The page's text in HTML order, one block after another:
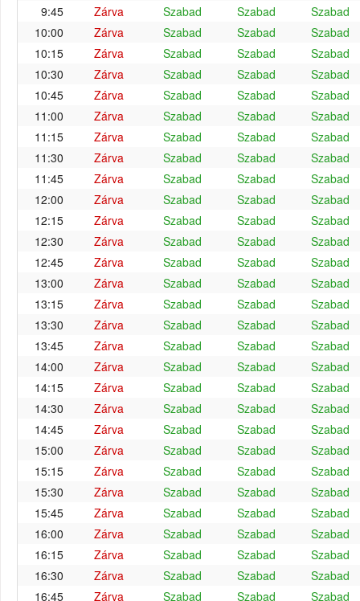
9:45
Zárva Szabad Szabad
Szabad
10:00
Zárva Szabad Szabad
Szabad
10:15
Zárva Szabad Szabad
Szabad
10:30
Zárva Szabad Szabad
Szabad
10:45
Zárva Szabad Szabad
Szabad
11:00
Zárva Szabad Szabad
Szabad
11:15
Zárva Szabad Szabad
Szabad
11:30
Zárva Szabad Szabad
Szabad
11:45
Zárva Szabad Szabad
Szabad
12:00
Zárva Szabad Szabad
Szabad
12:15
Zárva Szabad Szabad
Szabad
12:30
Zárva Szabad Szabad
Szabad
12:45
Zárva Szabad Szabad
Szabad
13:00
Zárva Szabad Szabad
Szabad
13:15
Zárva Szabad Szabad
Szabad
13:30
Zárva Szabad Szabad
Szabad
13:45
Zárva Szabad Szabad
Szabad
14:00
Zárva Szabad Szabad
Szabad
14:15
Zárva Szabad Szabad
Szabad
14:30
Zárva Szabad Szabad
Szabad
14:45
Zárva Szabad Szabad
Szabad
15:00
Zárva Szabad Szabad
Szabad
15:15
Zárva Szabad Szabad
Szabad
15:30
Zárva Szabad Szabad
Szabad
15:45
Zárva Szabad Szabad
Szabad
16:00
Zárva Szabad Szabad
Szabad
16:15
Zárva Szabad Szabad
Szabad
16:30
Zárva Szabad Szabad
Szabad
16:45
Zárva Szabad Szabad
Szabad